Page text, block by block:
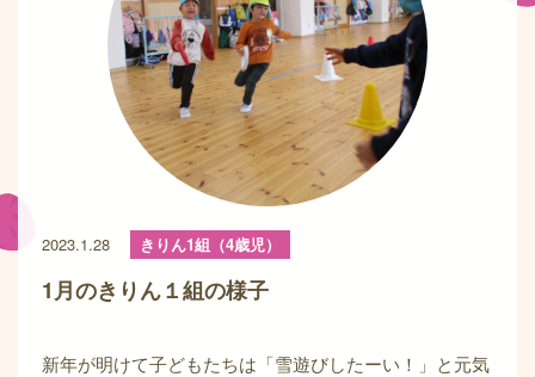
2023.1.28 きりん1組（4歳児）
1月のきりん１組の様子
新年が明けて子どもたちは「雪遊びしたーい！」と元気